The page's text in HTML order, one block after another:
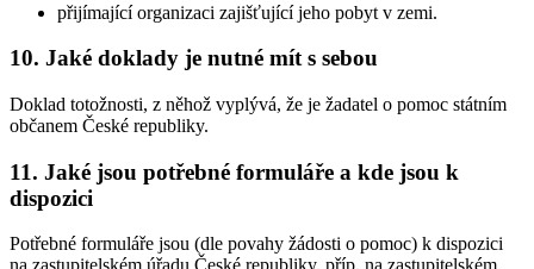
přijímající organizaci zajišťující jeho pobyt v zemi.
10. Jaké doklady je nutné mít s sebou
Doklad totožnosti, z něhož vyplývá, že je žadatel o pomoc státním
občanem České republiky.
11. Jaké jsou potřebné formuláře a kde jsou k
dispozici
Potřebné formuláře jsou (dle povahy žádosti o pomoc) k dispozici